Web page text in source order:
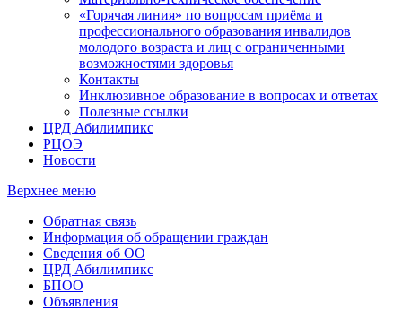
«Горячая линия» по вопросам приёма и
профессионального образования инвалидов
молодого возраста и лиц с ограниченными
возможностями здоровья
Контакты
Инклюзивное образование в вопросах и ответах
Полезные ссылки
ЦРД Абилимпикс
РЦОЭ
Новости
Верхнее меню
Обратная связь
Информация об обращении граждан
Сведения об ОО
ЦРД Абилимпикс
БПОО
Объявления